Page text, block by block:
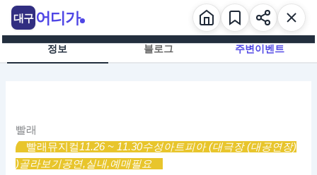
츠
정보 블로그 주변이벤트
빨래
빨래 뮤지컬11.26 ~ 11.30수성아트피아 (대극장 (대공연장)
)골라보기공연,실내,예매필요
대구 어디가